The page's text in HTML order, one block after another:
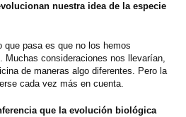
nuestra idea de la especie
que pasa es que no los hemos
Muchas consideraciones nos llevarían,
de maneras algo diferentes. Pero la
cada vez más en cuenta.
que la evolución biológica